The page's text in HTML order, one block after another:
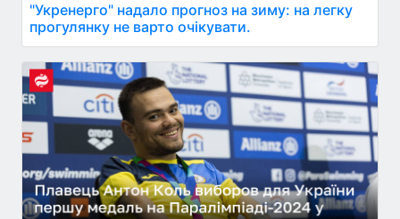
"Укренерго" надало прогноз на зиму: на легку
прогулянку не варто очікувати.